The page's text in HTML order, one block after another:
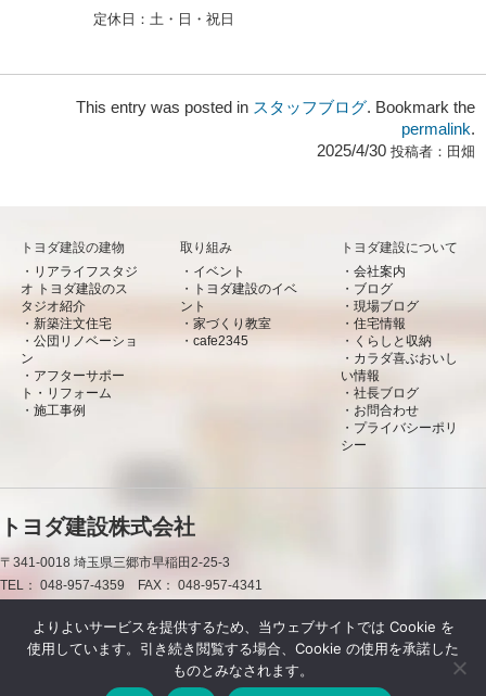
定休日： 土・日・祝日
This entry was posted in スタッフブログ. Bookmark the
permalink.
2025/4/30 投稿者： 田畑
トヨダ建設の建物
リアライフスタジ
オ トヨダ建設のス
タジオ紹介
新築注文住宅
公団リノベーショ
ン
アフターサポー
ト・リフォーム
施工事例
取り組み
イベント
トヨダ建設のイベ
ント
家づくり教室
cafe2345
トヨダ建設について
会社案内
ブログ
現場ブログ
住宅情報
くらしと収納
カラダ喜ぶおいし
い情報
社長ブログ
お問合わせ
プライバシーポリ
シー
トヨダ建設株式会社
〒341-0018 埼玉県三郷市早稲田2-25-3
TEL： 048-957-4359 FAX： 048-957-4341
0120-50-7660
お問合わせ 資料請求
よりよいサービスを提供するため、当ウェブサイトでは Cookie を
使用しています。引き続き閲覧する場合、Cookie の使用を承諾した
ものとみなされます。